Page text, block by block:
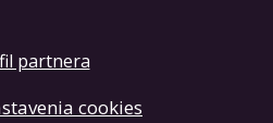
partnera
cookies